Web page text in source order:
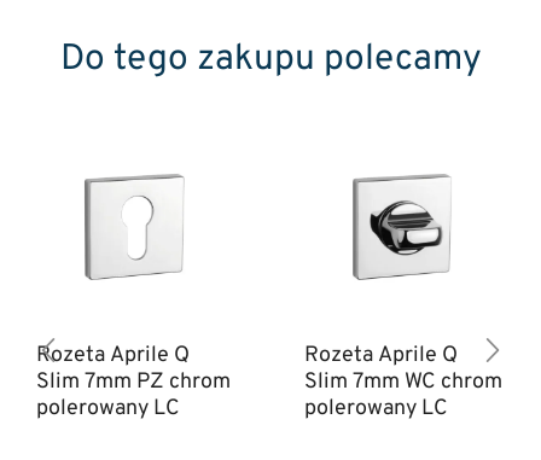
Do tego zakupu polecamy
Rozeta Aprile Q
Slim 7mm PZ chrom
polerowany LC
Rozeta Aprile Q
Slim 7mm WC chrom
polerowany LC